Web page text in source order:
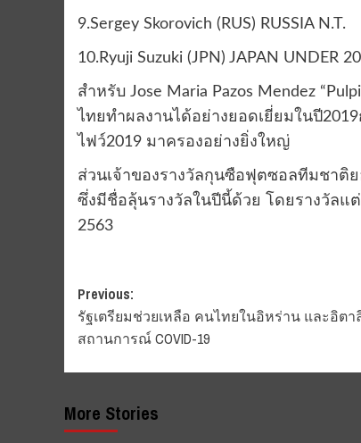
9.Sergey Skorovich (RUS) RUSSIA N.T.
10.Ryuji Suzuki (JPN) JAPAN UNDER 20
สำหรับ Jose Maria Pazos Mendez
ไทยทำผลงานได้อย่างยอดเยี่ยมในปี
ไฟว์2019 มาครองอย่างยิ่งใหญ่
ส่วนเจ้าของรางวัลกุนซือฟุตซอลทีมชาติย
ซึ่งมีชื่อลุ้นรางวัลในปีนี้ด้วย โดยรางวัลแ
2563
Post
navigation
Previous:
รัฐเตรียมช่วยเหลือ คนไทยในอิหร่าน และอิตา
สถานการณ์ COVID-19
More Stories